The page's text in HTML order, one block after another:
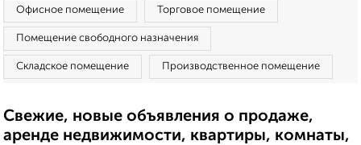
Офисное помещение Торговое помещение
Помещение свободного назначения
Складское помещение Производственное помещение
Свежие, новые объявления о продаже,
аренде недвижимости, квартиры, комнаты,